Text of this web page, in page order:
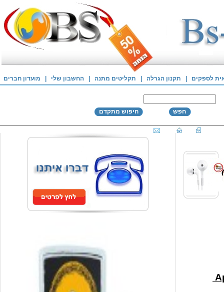
לספקים תקנון הגרלה תקליטים מתנה החשבון שלי מועדון חברים
חפש חיפוש מתקדם